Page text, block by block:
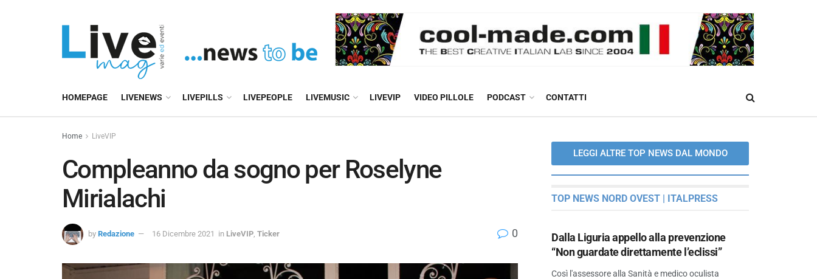
HOMEPAGE LIVENEWS LIVEPILLS LIVEPEOPLE LIVEMUSIC LIVEVIP VIDEO PILLOLE PODCAST CONTATTI
Home LiveVIP
Compleanno da sogno per Roselyne
Mirialachi
by Redazione 16 Dicembre 2021 in LiveVIP Ticker 0
LEGGI ALTRE TOP NEWS DAL MONDO
TOP NEWS NORD OVEST | ITALPRESS
Dalla Liguria appello alla prevenzione
“Non guardate direttamente l’eclissi”
Così l'assessore alla Sanità e medico oculista